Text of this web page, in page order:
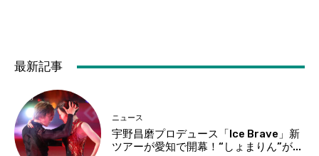
最新記事
ニュース
宇野昌磨プロデュース「Ice Brave」新
ツアーが愛知で開幕！“しょまりん”が...